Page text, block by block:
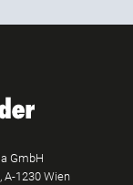
GmbH
A-1230 Wien